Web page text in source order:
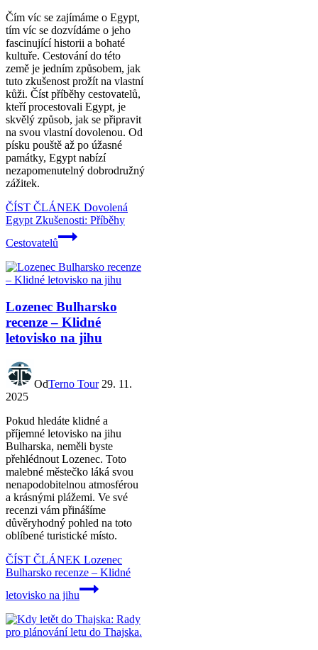
Čím víc se zajímáme o Egypt,
tím víc se dozvídáme o jeho
fascinující historii a bohaté
kultuře. Cestování do této
země je jedním způsobem, jak
tuto zkušenost prožít na vlastní
kůži. Číst příběhy cestovatelů,
kteří procestovali Egypt, je
skvělý způsob, jak se připravit
na svou vlastní dovolenou. Od
písku pouště až po úžasné
památky, Egypt nabízí
nezapomenutelný dobrodružný
zážitek.
ČÍST ČLÁNEK Dovolená
Egypt Zkušenosti: Příběhy
Cestovatelů
Lozenec Bulharsko
recenze – Klidné
letovisko na jihu
OdTerno Tour 29. 11.
2025
Pokud hledáte klidné a
příjemné letovisko na jihu
Bulharska, neměli byste
přehlédnout Lozenec. Toto
malebné městečko láká svou
nenapodobitelnou atmosférou
a krásnými plážemi. Ve své
recenzi vám přinášíme
důvěryhodný pohled na toto
oblíbené turistické místo.
ČÍST ČLÁNEK Lozenec
Bulharsko recenze – Klidné
letovisko na jihu